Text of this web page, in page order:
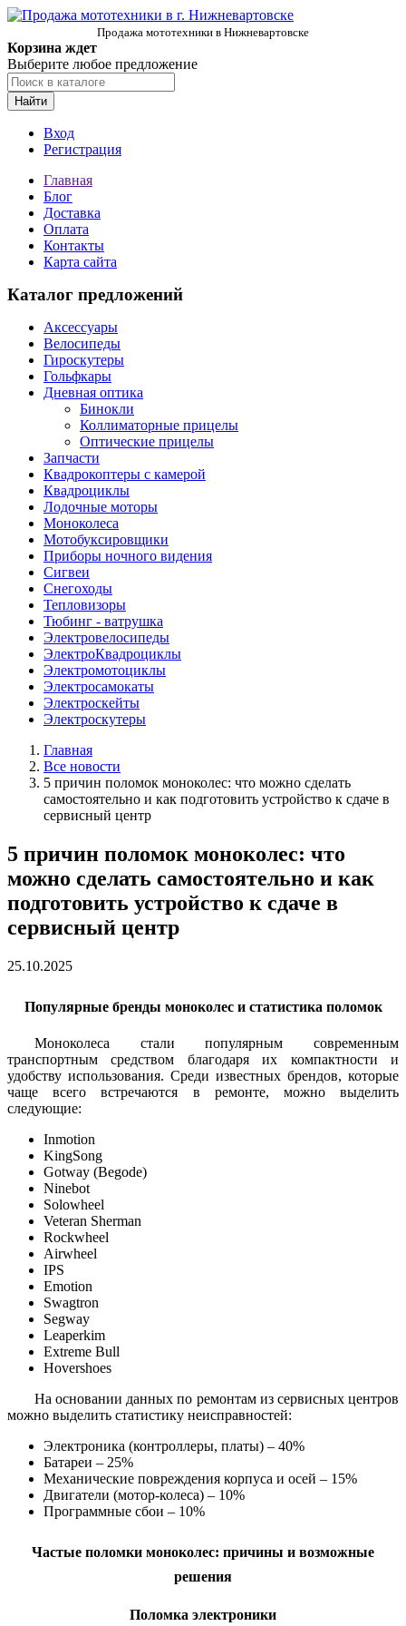
Продажа мототехники в Нижневартовске
Корзина ждет
Выберите любое предложение
Найти
Вход
Регистрация
Главная
Блог
Доставка
Оплата
Контакты
Карта сайта
Каталог предложений
Аксессуары
Велосипеды
Гироскутеры
Гольфкары
Дневная оптика
Бинокли
Коллиматорные прицелы
Оптические прицелы
Запчасти
Квадрокоптеры с камерой
Квадроциклы
Лодочные моторы
Моноколеса
Мотобуксировщики
Приборы ночного видения
Сигвеи
Снегоходы
Тепловизоры
Тюбинг - ватрушка
Электровелосипеды
ЭлектроКвадроциклы
Электромотоциклы
Электросамокаты
Электроскейты
Электроскутеры
Главная
Все новости
5 причин поломок моноколес: что можно сделать
самостоятельно и как подготовить устройство к сдаче в
сервисный центр
5 причин поломок моноколес: что
можно сделать самостоятельно и как
подготовить устройство к сдаче в
сервисный центр
25.10.2025
Популярные бренды моноколес и статистика поломок
Моноколеса стали популярным современным
транспортным средством благодаря их компактности и
удобству использования. Среди известных брендов, которые
чаще всего встречаются в ремонте, можно выделить
следующие:
Inmotion
KingSong
Gotway (Begode)
Ninebot
Solowheel
Veteran Sherman
Rockwheel
Airwheel
IPS
Emotion
Swagtron
Segway
Leaperkim
Extreme Bull
Hovershoes
На основании данных по ремонтам из сервисных центров
можно выделить статистику неисправностей:
Электроника (контроллеры, платы) – 40%
Батареи – 25%
Механические повреждения корпуса и осей – 15%
Двигатели (мотор-колеса) – 10%
Программные сбои – 10%
Частые поломки моноколес: причины и возможные
решения
Поломка электроники